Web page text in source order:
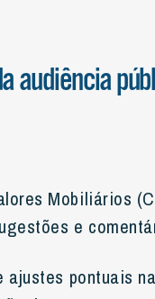
audiência
Mobiliários
e
ajustes pontuais